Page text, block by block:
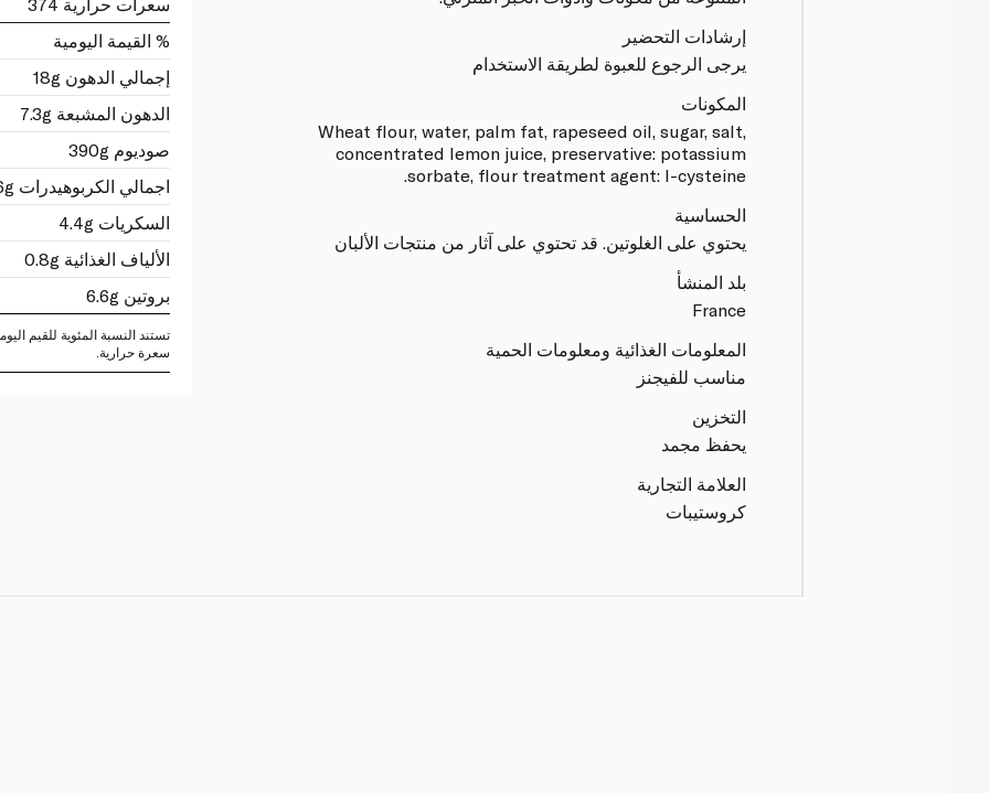
إرشادات التحضير
يرجى الرجوع للعبوة لطريقة الاستخدام
المكونات
Wheat flour, water, palm fat, rapeseed oil, sugar, salt,
concentrated lemon juice, preservative: potassium
sorbate, flour treatment agent: l-cysteine.
الحساسية
يحتوي على الغلوتين. قد تحتوي على آثار من منتجات الألبان
بلد المنشأ
France
المعلومات الغذائية ومعلومات الحمية
مناسب للفيجنز
التخزين
يحفظ مجمد
العلامة التجارية
كروستيبات
% القيمة اليومية
إجمالي الدهون 18g
الدهون المشبعة 7.3g
صوديوم 390g
اجمالي الكربوهيدرات 46g
السكريات 4.4g
الألياف الغذائية 0.8g
بروتين 6.6g
سعرة حرارية.